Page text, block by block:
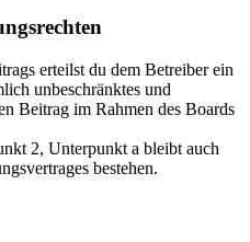
erteilst du dem Betreiber ein
unbeschränktes und
Beitrag im Rahmen des Boards
2, Unterpunkt a bleibt auch
bestehen.